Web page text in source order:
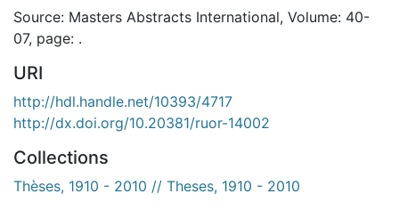
Source: Masters Abstracts International, Volume: 40-
07, page: .
URI
http://hdl.handle.net/10393/4717
http://dx.doi.org/10.20381/ruor-14002
Collections
Thèses, 1910 - 2010 // Theses, 1910 - 2010